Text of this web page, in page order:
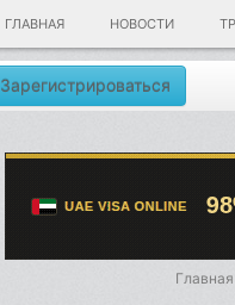
ГЛАВНАЯ НОВОСТИ
Зарегистрироваться
Главная